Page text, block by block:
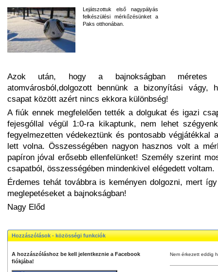
Lejátszottuk első nagypályás
felkészülési mérkőzésünket a
Paks otthonában.
Azok után, hogy a bajnokságban méretes
atomvárosból,dolgozott bennünk a bizonyítási vágy,
csapat között azért nincs ekkora különbség!
A fiúk ennek megfelelően tették a dolgukat és igazi
fejesgóllal végül 1:0-ra kikaptunk, nem lehet
fegyelmezetten védekeztünk és pontosabb végjátékkal
lett volna. Összességében nagyon hasznos volt a
papíron jóval erősebb ellenfelünket! Személy szerint
csapatból, összességében mindenkivel elégedett voltam.
Érdemes tehát továbbra is keményen dolgozni, mert
meglepetéseket a bajnokságban!
Nagy Előd
Hozzászólások - közösségi funkciók
A hozzászóláshoz be kell jelentkeznie a Facebook
fiókjába!
Nem érkezett eddig